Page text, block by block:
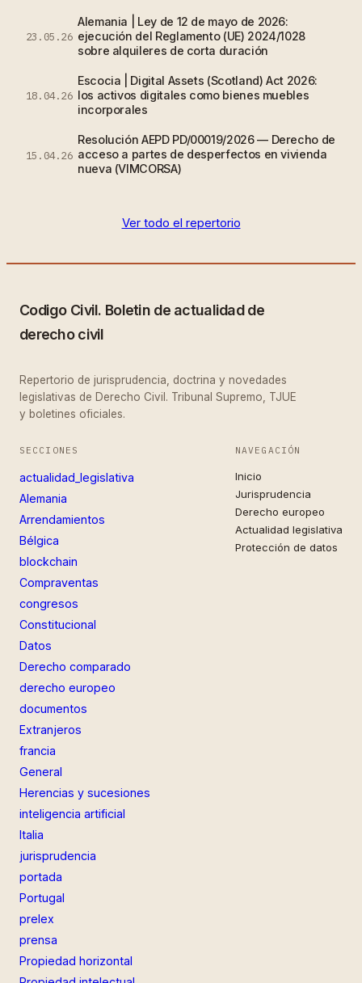
23.05.26
Alemania | Ley de 12 de mayo de 2026:
ejecución del Reglamento (UE) 2024/1028
sobre alquileres de corta duración
18.04.26
Escocia | Digital Assets (Scotland) Act 2026:
los activos digitales como bienes muebles
incorporales
15.04.26
Resolución AEPD PD/00019/2026 — Derecho de
acceso a partes de desperfectos en vivienda
nueva (VIMCORSA)
Ver todo el repertorio
Codigo Civil. Boletin de actualidad de
derecho civil
Repertorio de jurisprudencia, doctrina y novedades
legislativas de Derecho Civil. Tribunal Supremo, TJUE
y boletines oficiales.
SECCIONES
actualidad_legislativa
Alemania
Arrendamientos
Bélgica
blockchain
Compraventas
congresos
Constitucional
Datos
Derecho comparado
derecho europeo
documentos
Extranjeros
francia
General
Herencias y sucesiones
inteligencia artificial
Italia
jurisprudencia
portada
Portugal
prelex
prensa
Propiedad horizontal
NAVEGACIÓN
Inicio
Jurisprudencia
Derecho europeo
Actualidad legislativa
Protección de datos